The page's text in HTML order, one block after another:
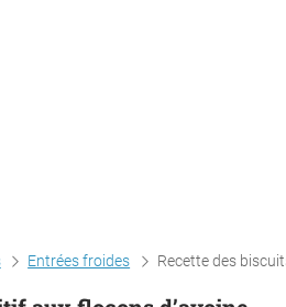
Entrées froides Recette des